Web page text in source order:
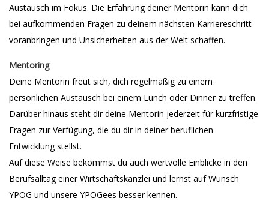
Austausch im Fokus. Die Erfahrung deiner Mentorin kann dich
bei aufkommenden Fragen zu deinem nächsten Karriereschritt
voranbringen und Unsicherheiten aus der Welt schaffen.
Mentoring
Deine Mentorin freut sich, dich regelmäßig zu einem
persönlichen Austausch bei einem Lunch oder Dinner zu treffen.
Darüber hinaus steht dir deine Mentorin jederzeit für kurzfristige
Fragen zur Verfügung, die du dir in deiner beruflichen
Entwicklung stellst.
Auf diese Weise bekommst du auch wertvolle Einblicke in den
Berufsalltag einer Wirtschaftskanzlei und lernst auf Wunsch
YPOG und unsere YPOGees besser kennen.